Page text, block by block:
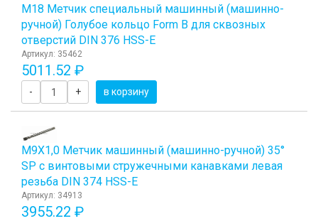
М18 Метчик специальный машинный (машинно-
ручной) Голубое кольцо Form B для сквозных
отверстий DIN 376 HSS-E
Артикул: 35462
5011.52 ₽
- + в корзину
М9Х1,0 Метчик машинный (машинно-ручной) 35°
SP с винтовыми стружечными канавками левая
резьба DIN 374 HSS-E
Артикул: 34913
3955.22 ₽